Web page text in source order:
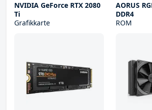
NVIDIA GeForce RTX 2080
Ti
Grafikkarte
AORUS
DDR4
ROM